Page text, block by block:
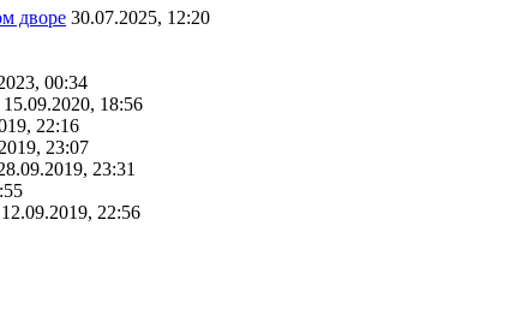
дворе 30.07.2025, 12:20
00:34
15.09.2020, 18:56
22:16
23:07
23:31
12.09.2019, 22:56